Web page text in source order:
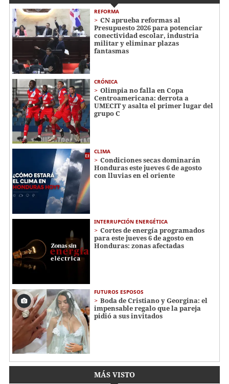
REFORMA
CN aprueba reformas al
Presupuesto 2026 para potenciar
conectividad escolar, industria
militar y eliminar plazas
fantasmas
CRÓNICA
Olimpia no falla en Copa
Centroamericana: derrota a
UMECIT y asalta el primer lugar del
grupo C
CLIMA
Condiciones secas dominarán
Honduras este jueves 6 de agosto
con lluvias en el oriente
INTERRUPCIÓN ENERGÉTICA
Cortes de energía programados
para este jueves 6 de agosto en
Honduras: zonas afectadas
FUTUROS ESPOSOS
Boda de Cristiano y Georgina: el
impensable regalo que la pareja
pidió a sus invitados
MÁS VISTO